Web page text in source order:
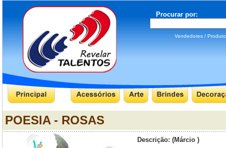
Procurar por:
Vendedores /
POESIA - ROSAS
Descrição: (Márcio )